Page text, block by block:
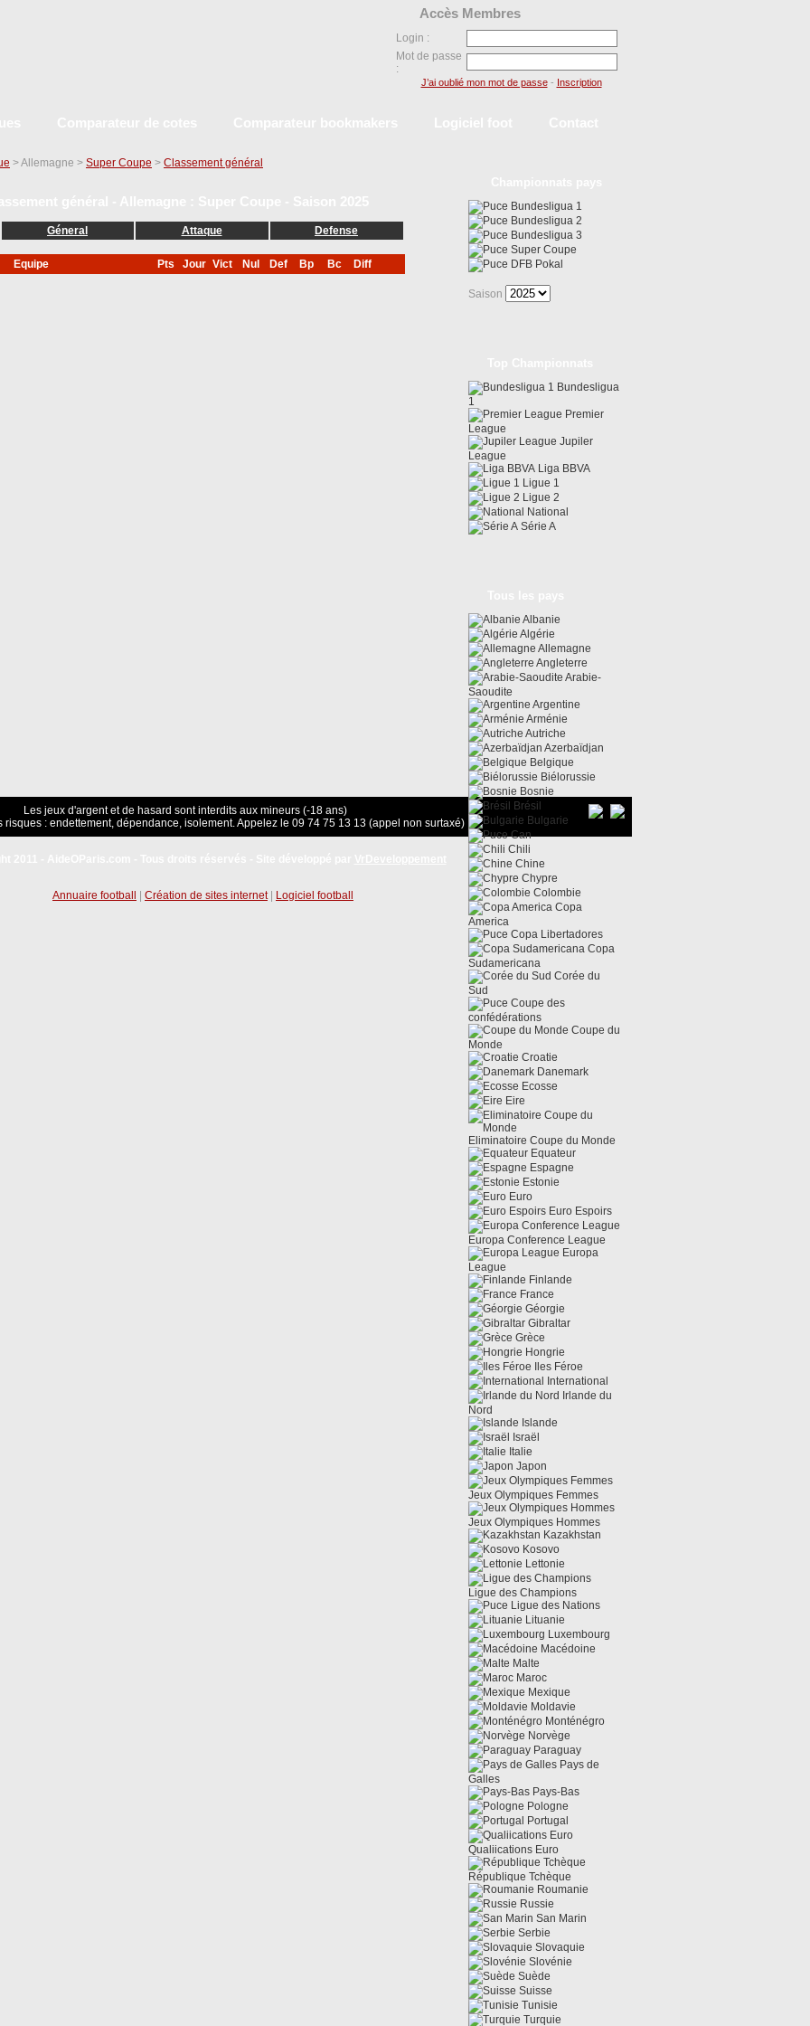
> Allemagne > Super Coupe > Classement général
Géneral Attaque Defense
Equipe Pts Jour Vict Nul Def Bp Bc Diff
Bundesligua 1
Bundesligua 2
Bundesligua 3
Super Coupe
DFB Pokal
Saison
Bundesligua
1
Premier
League
Jupiler
League
Liga BBVA
Ligue 1
Ligue 2
National
Série A
Albanie
Algérie
Allemagne
Angleterre
Arabie-
Saoudite
Argentine
Arménie
Autriche
Azerbaïdjan
Belgique
Biélorussie
Bosnie
Brésil
Bulgarie
Can
Chili
Chine
Chypre
Colombie
Copa
America
Copa Libertadores
Copa
Sudamericana
Corée du
Sud
Coupe des
confédérations
Coupe du
Monde
Croatie
Danemark
Ecosse
Eire
Eliminatoire Coupe du Monde
Equateur
Espagne
Estonie
Euro
Euro Espoirs
Europa Conference League
Europa
League
Finlande
France
Géorgie
Gibraltar
Grèce
Hongrie
Iles Féroe
International
Irlande du
Nord
Islande
Israël
Italie
Japon
Jeux Olympiques Femmes
Jeux Olympiques Hommes
Kazakhstan
Kosovo
Lettonie
Ligue des Champions
Ligue des Nations
Lituanie
Luxembourg
Macédoine
Malte
Maroc
Mexique
Moldavie
Monténégro
Norvège
Paraguay
Pays de
Galles
Pays-Bas
Pologne
Portugal
Qualiications Euro
République Tchèque
Roumanie
Russie
San Marin
Serbie
Slovaquie
Slovénie
Suède
Suisse
Tunisie
Turquie
Les jeux d'argent et de hasard sont interdits aux mineurs (-18 ans)
risques : endettement, dépendance, isolement. Appelez le 09 74 75 13 13 (appel non surtaxé)
Annuaire football Création de sites internet| Logiciel football
Accès Membres
Login :
Mot de passe
:
J’ai oublié mon mot de passe- Inscription